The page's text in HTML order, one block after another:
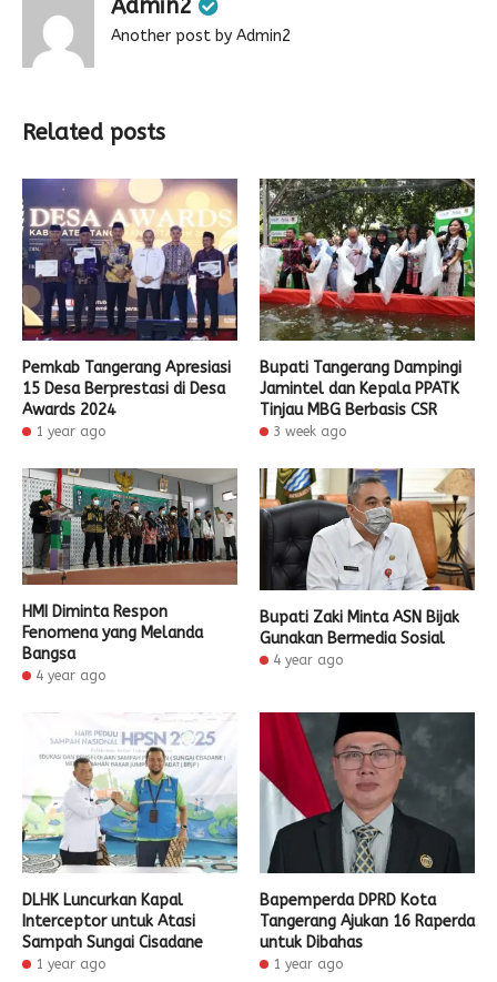
Admin2
Another post by Admin2
Related posts
Pemkab Tangerang Apresiasi
15 Desa Berprestasi di Desa
Awards 2024
1 year ago
Bupati Tangerang Dampingi
Jamintel dan Kepala PPATK
Tinjau MBG Berbasis CSR
3 week ago
HMI Diminta Respon
Fenomena yang Melanda
Bangsa
4 year ago
Bupati Zaki Minta ASN Bijak
Gunakan Bermedia Sosial
4 year ago
DLHK Luncurkan Kapal
Interceptor untuk Atasi
Sampah Sungai Cisadane
1 year ago
Bapemperda DPRD Kota
Tangerang Ajukan 16 Raperda
untuk Dibahas
1 year ago